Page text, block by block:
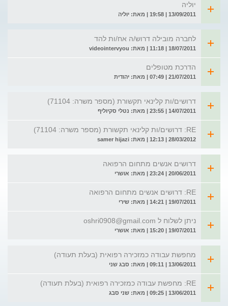
יוליה
13/09/2011 | 19:58 | מאת: יוליה
לחברה מובילה דרוש/ה אח/ות להד
18/07/2011 | 11:18 | מאת: videointervyou
הדרכת מטופלים
21/07/2011 | 07:49 | מאת: יהודית
דרושים/ות קלינאי תקשורת (מספר משרה: 71104)
14/07/2011 | 23:55 | מאת: נטלי סקיוליף
RE: דרושים/ות קלינאי תקשורת (מספר משרה: 71104)
28/03/2012 | 12:13 | מאת: samer hijazi
דרושים אנשים מתחום הרפואה
20/06/2011 | 23:24 | מאת: אושרי
RE: דרושים אנשים מתחום הרפואה
19/07/2011 | 14:21 | מאת: שירי
ניתן לשלוח ל oshri0908@gmail.com
19/07/2011 | 15:20 | מאת: אושרי
מחפשת עבודה כמזכירה רפואית (בעלת תעודה)
13/06/2011 | 09:11 | מאת: סבג שני
RE: מחפשת עבודה כמזכירה רפואית (בעלת תעודה)
13/06/2011 | 09:25 | מאת: שני סבג